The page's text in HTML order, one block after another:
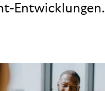
Entwicklungen.